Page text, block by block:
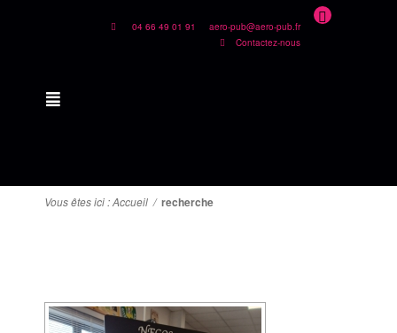
04 66 49 01 91 aero-pub@aero-pub.fr
Contactez-nous
Vous êtes ici :Accueil / recherche